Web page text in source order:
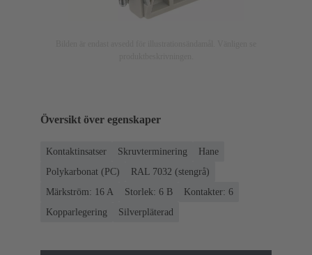
Översikt över egenskaper
Kontaktinsatser Skruvterminering
Hane
Polykarbonat (PC)
RAL 7032 (stengrå)
Märkström: ‌16 A
Storlek: 6 B
Kontakter: 6
Kopparlegering
Silverpläterad